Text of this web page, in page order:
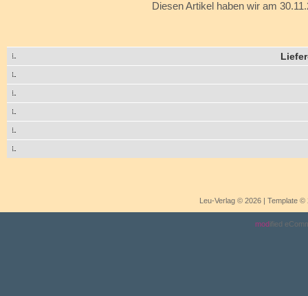
Diesen Artikel haben wir am
Leu-Verlag © 2026 | Template
modified